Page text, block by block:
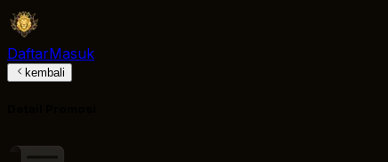
DaftarMasuk
kembali